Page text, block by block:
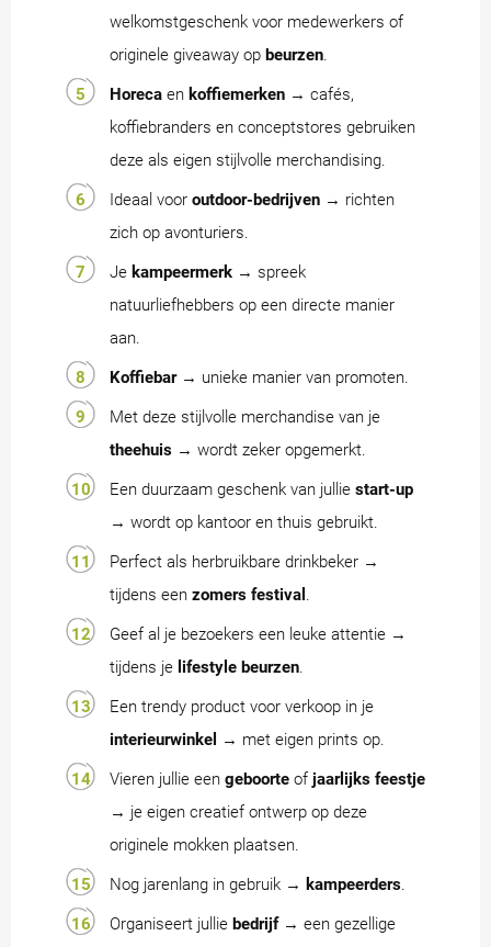
welkomstgeschenk voor medewerkers of
originele giveaway op beurzen.
Horeca en koffiemerken → cafés,
koffiebranders en conceptstores gebruiken
deze als eigen stijlvolle merchandising.
Ideaal voor outdoor-bedrijven → richten
zich op avonturiers.
Je kampeermerk → spreek
natuurliefhebbers op een directe manier
aan.
Koffiebar→ unieke manier van promoten.
Met deze stijlvolle merchandise van je
theehuis → wordt zeker opgemerkt.
Een duurzaam geschenk van jullie start-up
→ wordt op kantoor en thuis gebruikt.
Perfect als herbruikbare drinkbeker →
tijdens een zomers festival .
Geef al je bezoekers een leuke attentie →
tijdens je lifestyle beurzen.
Een trendy product voor verkoop in je
interieurwinkel
→ met eigen prints op.
Vieren jullie een geboorte of jaarlijks feestje
→ je eigen creatief ontwerp op deze
originele mokken plaatsen.
Nog jarenlang in gebruik → kampeerders.
Organiseert jullie bedrijf→ een gezellige